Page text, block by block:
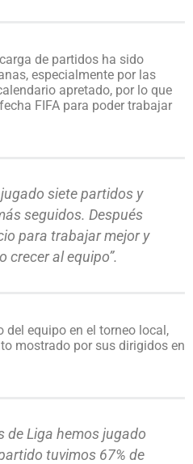
de partidos ha sido
especialmente por las
apretado, por lo que
FIFA para poder trabajar
siete partidos y
seguidos. Después
para trabajar mejor y
crecer al equipo”.
equipo en el torneo local,
mostrado por sus dirigidos en
de Liga hemos jugado
tuvimos 67% de